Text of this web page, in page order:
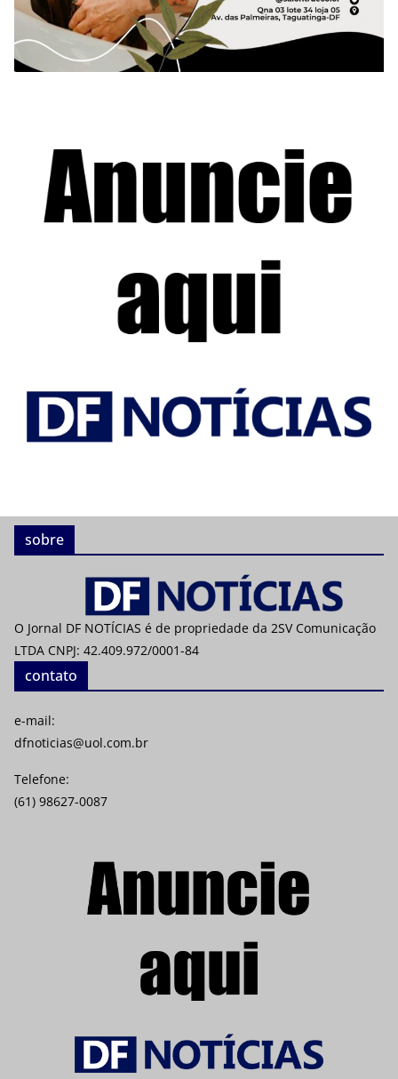
sobre
O Jornal DF NOTÍCIAS é de propriedade da 2SV Comunicação
LTDA CNPJ: 42.409.972/0001-84
contato
e-mail:
dfnoticias@uol.com.br
Telefone:
(61) 98627-0087